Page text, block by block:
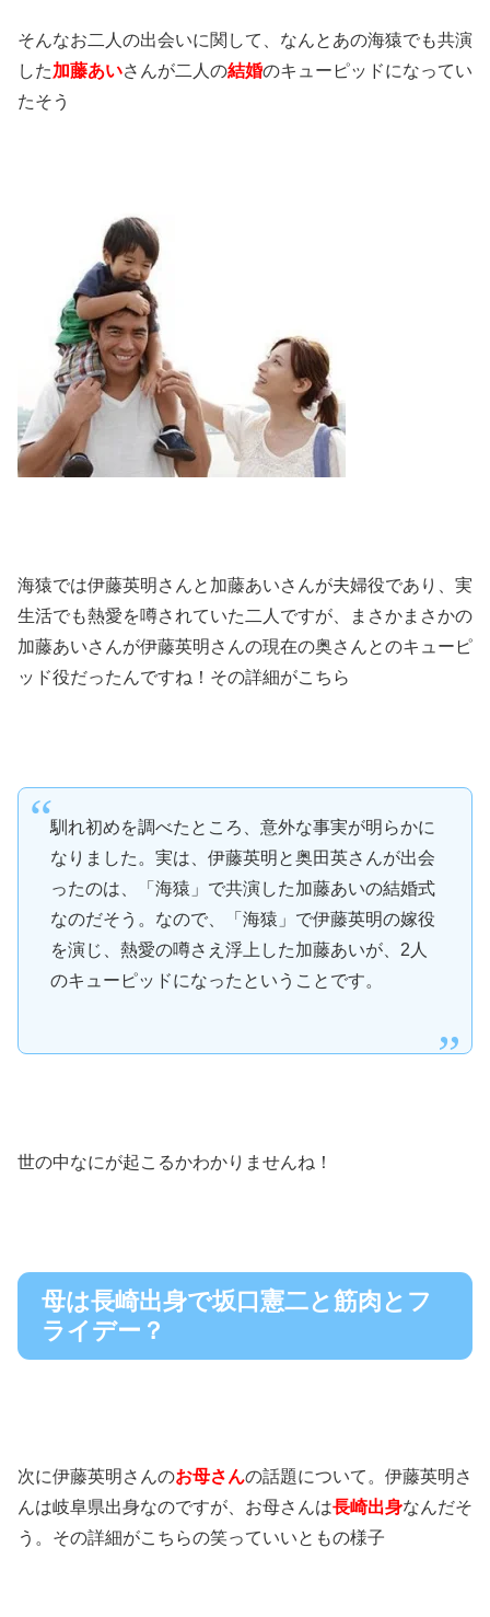
そんなお二人の出会いに関して、なんとあの海猿でも共演
した加藤あいさんが二人の結婚のキューピッドになってい
たそう
海猿では伊藤英明さんと加藤あいさんが夫婦役であり、実
生活でも熱愛を噂されていた二人ですが、まさかまさかの
加藤あいさんが伊藤英明さんの現在の奥さんとのキューピ
ッド役だったんですね！その詳細がこちら
馴れ初めを調べたところ、意外な事実が明らかに
なりました。実は、伊藤英明と奥田英さんが出会
ったのは、「海猿」で共演した加藤あいの結婚式
なのだそう。なので、「海猿」で伊藤英明の嫁役
を演じ、熱愛の噂さえ浮上した加藤あいが、2人
のキューピッドになったということです。
世の中なにが起こるかわかりませんね！
母は長崎出身で坂口憲二と筋肉とフ
ライデー？
次に伊藤英明さんのお母さんの話題について。伊藤英明さ
んは岐阜県出身なのですが、お母さんは長崎出身なんだそ
う。その詳細がこちらの笑っていいともの様子